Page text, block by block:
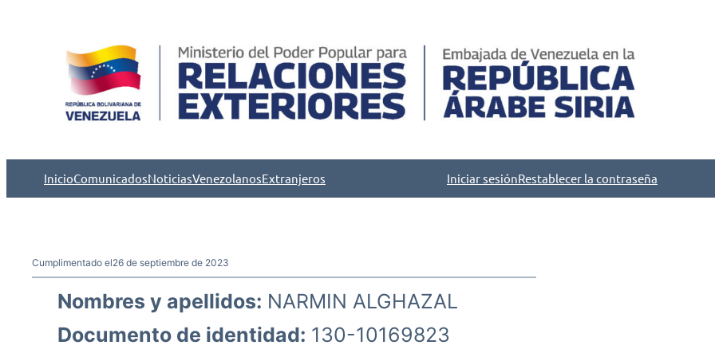
InicioComunicadosNoticiasVenezolanosExtranjeros Iniciar sesiónRestablecer la contraseña
Cumplimentado el26 de septiembre de 2023
Nombres y apellidos: NARMIN ALGHAZAL
Documento de identidad: 130-10169823